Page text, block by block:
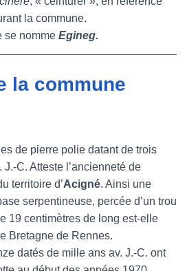
la commune.
se nomme Egineg.
la commune
de pierre polie datant de trois
C. Atteste l’ancienneté de
territoire d’Acigné. Ainsi une
serpentineuse, percée d’un trou
19 centimètres de long est-elle
Bretagne de Rennes.
datés de mille ans av. J.-C. ont